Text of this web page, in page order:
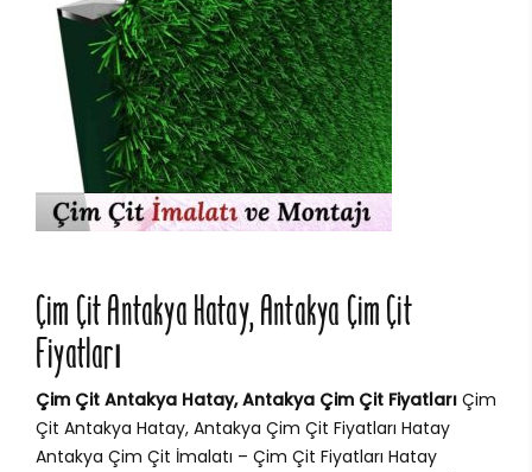
Çim Çit Antakya Hatay, Antakya Çim Çit
Fiyatları
Çim Çit Antakya Hatay, Antakya Çim Çit Fiyatları Çim
Çit Antakya Hatay, Antakya Çim Çit Fiyatları Hatay
Antakya Çim Çit İmalatı – Çim Çit Fiyatları Hatay